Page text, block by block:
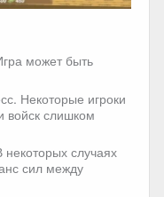
может быть
Некоторые игроки
войск слишком
случаях
сил между